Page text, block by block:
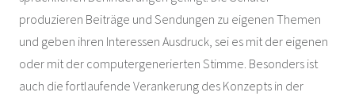
produzieren Beiträge und Sendungen zu eigenen Themen
und geben ihren Interessen Ausdruck, sei es mit der eigenen
oder mit der computergenerierten Stimme. Besonders ist
auch die fortlaufende Verankerung des Konzepts in der